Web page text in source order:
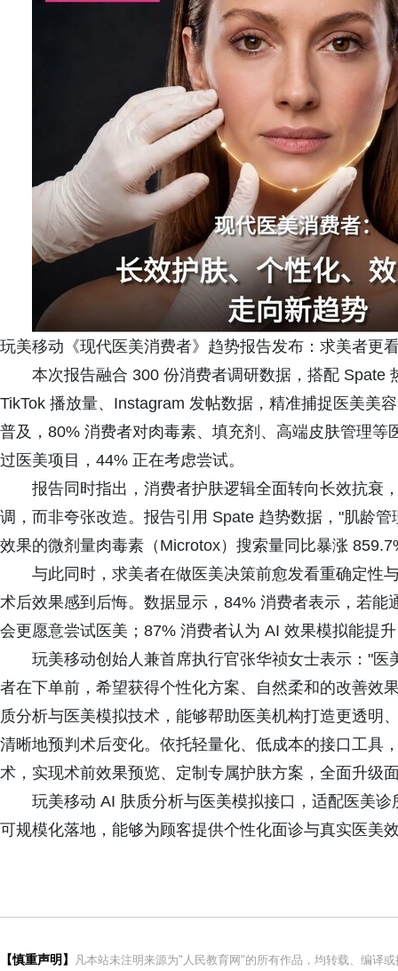
玩美移动《现代医美消费者》趋势报告发布：求美者更
本次报告融合 300 份消费者调研数据，搭配 Spate
TikTok 播放量、Instagram 发帖数据，精准捕捉医美美
普及，80% 消费者对肉毒素、填充剂、高端皮肤管理
过医美项目，44% 正在考虑尝试。
报告同时指出，消费者护肤逻辑全面转向长效抗衰
调，而非夸张改造。报告引用 Spate 趋势数据，"肌龄
效果的微剂量肉毒素（Microtox）搜索量同比暴涨
与此同时，求美者在做医美决策前愈发看重确定性
术后效果感到后悔。数据显示，84% 消费者表示，若
会更愿意尝试医美；87% 消费者认为 AI 效果模拟能提
玩美移动创始人兼首席执行官张华祯女士表示："
者在下单前，希望获得个性化方案、自然柔和的改善效
质分析与医美模拟技术，能够帮助医美机构打造更透明
清晰地预判术后变化。依托轻量化、低成本的接口工具
术，实现术前效果预览、定制专属护肤方案，全面升级
玩美移动 AI 肤质分析与医美模拟接口，适配医美
可规模化落地，能够为顾客提供个性化面诊与真实医美
【慎重声明】
凡本站未注明来源为"人民教育网"的所有作品，均转载、编译